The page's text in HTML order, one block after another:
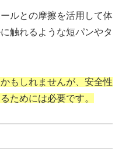
ルとの摩擦を活用して体
触れるような短パンやタ
もしれませんが、安全性
ためには必要です。